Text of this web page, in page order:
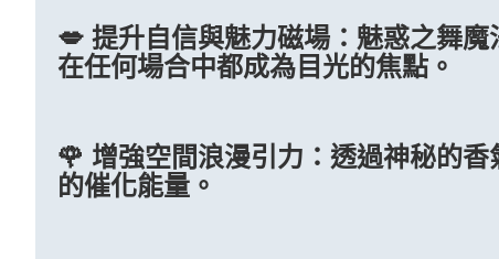
💋 提升自信與魅力磁場：魅惑之舞
在任何場合中都成為目光的焦點。
🌹 增強空間浪漫引力：透過神秘的
的催化能量。